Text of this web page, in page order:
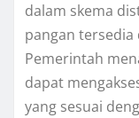
dalam skema
pangan tersedia
Pemerintah
dapat
yang sesuai